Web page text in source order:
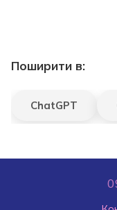
Поширити в:
ChatGPT